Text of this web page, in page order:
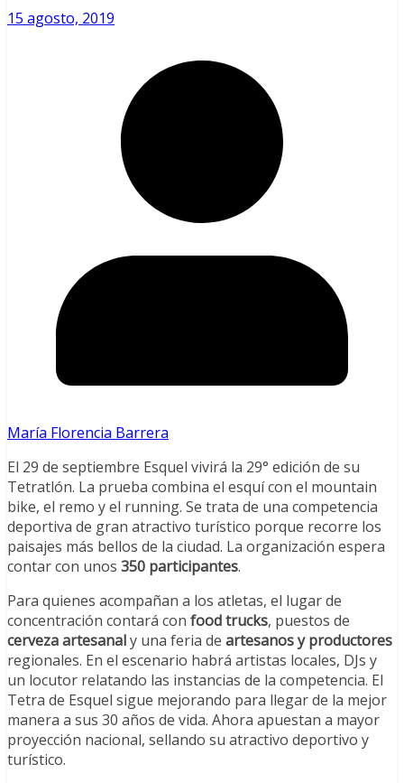
15 agosto, 2019
María Florencia Barrera
El 29 de septiembre Esquel vivirá la 29° edición de su
Tetratlón. La prueba combina el esquí con el mountain
bike, el remo y el running. Se trata de una competencia
deportiva de gran atractivo turístico porque recorre los
paisajes más bellos de la ciudad. La organización espera
contar con unos 350 participantes.
Para quienes acompañan a los atletas, el lugar de
concentración contará con food trucks, puestos de
cerveza artesanaly una feria de artesanos y productores
regionales. En el escenario habrá artistas locales, DJs y
un locutor relatando las instancias de la competencia. El
Tetra de Esquel sigue mejorando para llegar de la mejor
manera a sus 30 años de vida. Ahora apuestan a mayor
proyección nacional, sellando su atractivo deportivo y
turístico.